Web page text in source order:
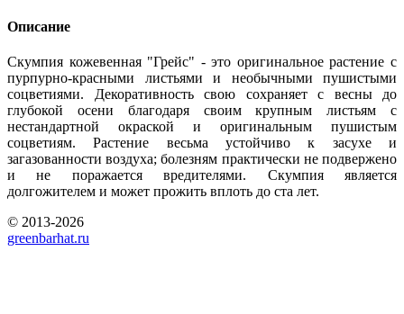
Описание
Скумпия кожевенная "Грейс" - это оригинальное растение с
пурпурно-красными листьями и необычными пушистыми
соцветиями. Декоративность свою сохраняет с весны до
глубокой осени благодаря своим крупным листьям с
нестандартной окраской и оригинальным пушистым
соцветиям. Растение весьма устойчиво к засухе и
загазованности воздуха; болезням практически не подвержено
и не поражается вредителями. Скумпия является
долгожителем и может прожить вплоть до ста лет.
© 2013-2026
greenbarhat.ru